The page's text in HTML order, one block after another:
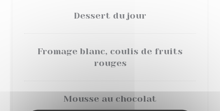
Dessert du jour
Fromage blanc, coulis de fruits
rouges
Mousse au chocolat